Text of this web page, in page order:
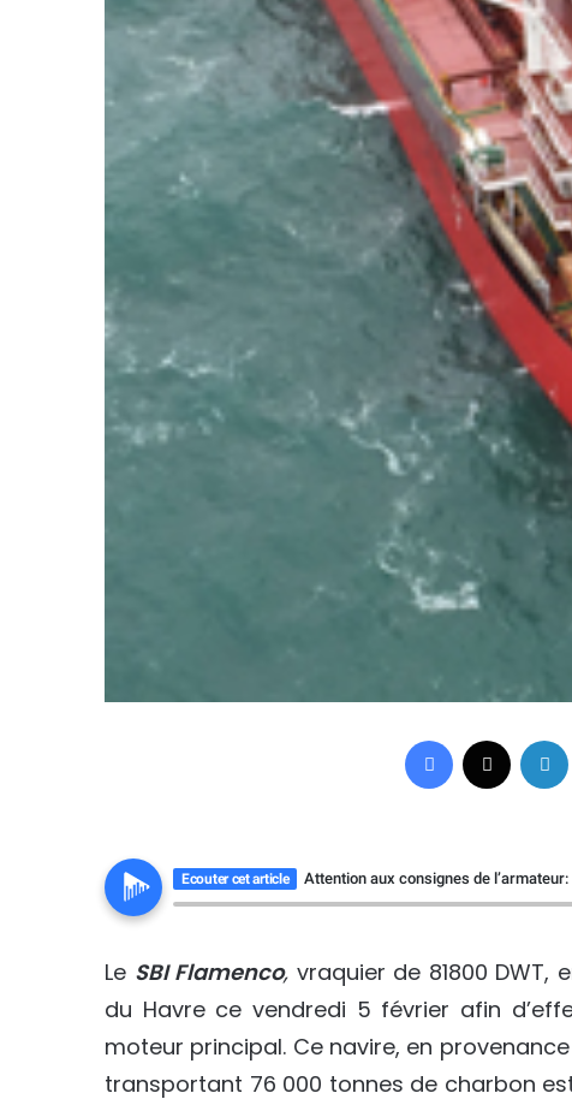
Facebook
Ecouter cet article Attention aux consignes de
Le SBI Flamenco, vraquier de 81800
du Havre ce vendredi 5 février afin
moteur principal. Ce navire, en
transportant 76 000 tonnes de charbon